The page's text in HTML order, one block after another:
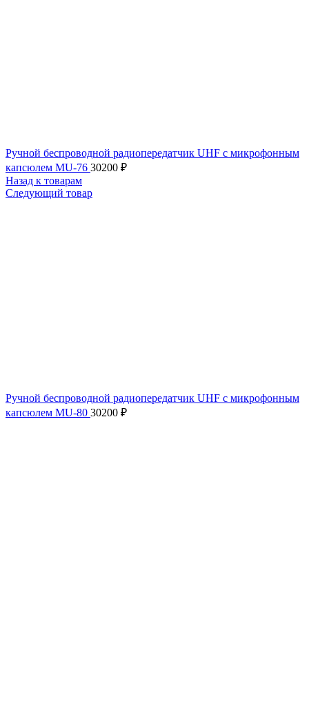
Ручной беспроводной радиопередатчик UHF с микрофонным
капсюлем MU-76 30200 ₽
Назад к товарам
Следующий товар
Ручной беспроводной радиопередатчик UHF с микрофонным
капсюлем MU-80 30200 ₽